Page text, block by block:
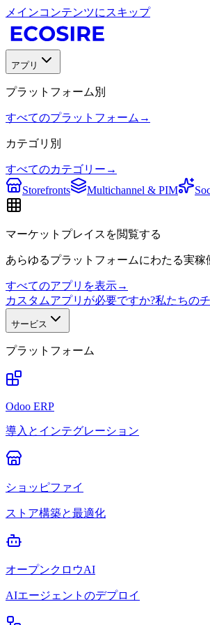
メインコンテンツにスキップ
アプリ
プラットフォーム別
すべてのプラットフォーム →
カテゴリ別
すべてのカテゴリー →
Storefronts
Multichannel & PIM
マーケットプレイスを閲覧する
あらゆるプラットフォームにわたる実
すべてのアプリを表示→
カスタムアプリが必要ですか?私たちの
サービス
プラットフォーム
Odoo ERP
導入とインテグレーション
ショッピファイ
ストア構築と最適化
オープンクロウAI
AIエージェントのデプロイ